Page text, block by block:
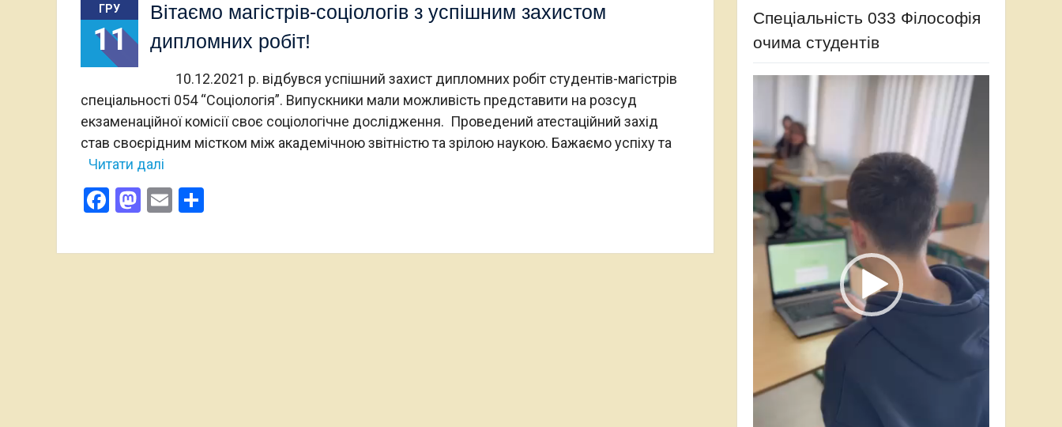
ГРУ
11
Вітаємо магістрів-соціологів з успішним захистом
дипломних робіт!
10.12.2021 р. відбувся успішний захист дипломних робіт студентів-магістрів
спеціальності 054 “Соціологія”. Випускники мали можливість представити на розсуд
екзаменаційної комісії своє соціологічне дослідження. Проведений атестаційний захід
став своєрідним містком між академічною звітністю та зрілою наукою. Бажаємо успіху та
Читати далі
Facebook
Mastodon
Email
Спеціальність 033 Філософія
очима студентів